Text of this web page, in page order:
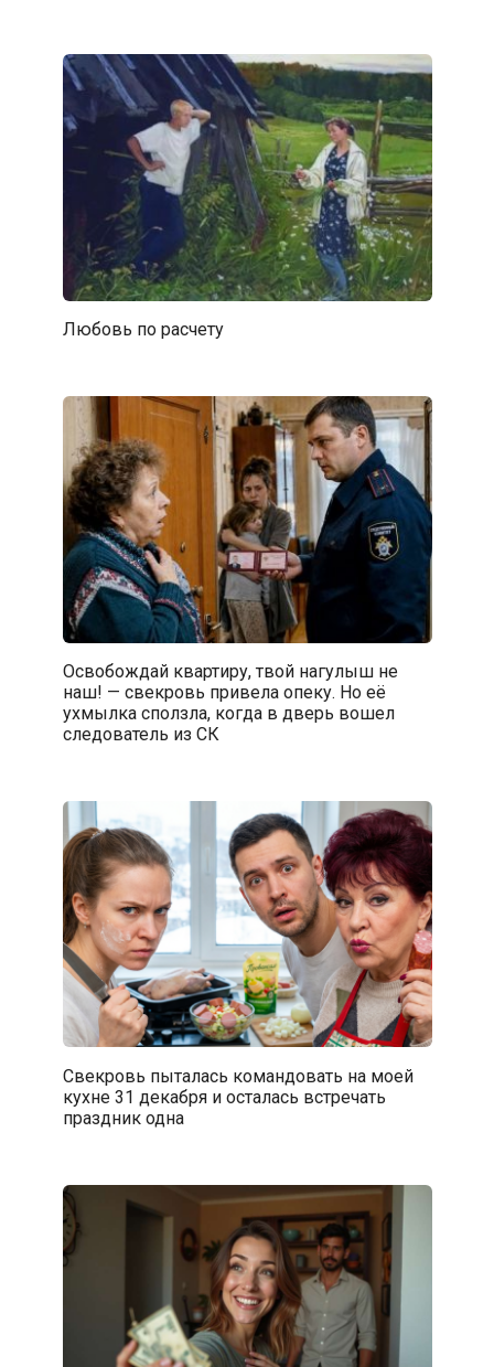
Любoвь по расчету
Освобождай квартиру, твой нагулыш не
наш! — свекровь привела опеку. Но её
ухмылка сползла, когда в дверь вошел
следователь из СК
Свекровь пыталась командовать на моей
кухне 31 декабря и осталась встречать
праздник одна